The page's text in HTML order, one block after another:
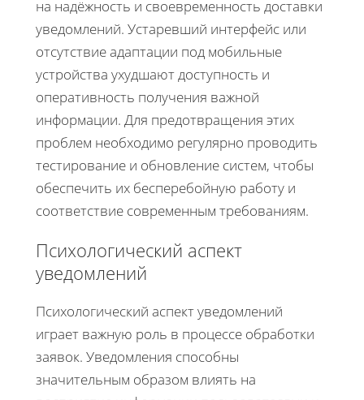
на надёжность и своевременность доставки
уведомлений. Устаревший интерфейс или
отсутствие адаптации под мобильные
устройства ухудшают доступность и
оперативность получения важной
информации. Для предотвращения этих
проблем необходимо регулярно проводить
тестирование и обновление систем, чтобы
обеспечить их бесперебойную работу и
соответствие современным требованиям.
Психологический аспект
уведомлений
Психологический аспект уведомлений
играет важную роль в процессе обработки
заявок. Уведомления способны
значительным образом влиять на